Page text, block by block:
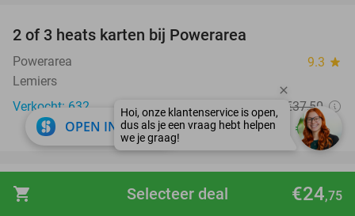
shopping_cart €24,75
Selecteer deal
2 of 3 heats karten bij Powerarea
Powerarea 9.3 star
Lemiers
Verkocht: 632
€37,50
€25,50
33%
favorite_border
VIP-overnachting(en) voor 2 + ontbijt + evt.
OPEN IN APP close